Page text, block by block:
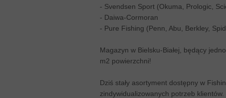
- Svendsen Sport (Okuma, Prologic,
- Daiwa-Cormoran
- Pure Fishing (Penn, Abu, Berkley,
Magazyn w Bielsku-Białej, będący
m2 powierzchni!
Dziś stały asortyment dostępny w
zindywidualizowanych potrzeb